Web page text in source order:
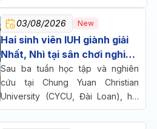
đến một mục tiêu chung: đưa đào
tạo, nghiên cứu và doanh nghiệp
cùng ngồi lại giải bài toán nhân lực
cho ngành chăm sóc sức khỏe.
03/08/2026 New
Hai sinh viên IUH giành giải
Nhất, Nhì tại sân chơi nghiên
cứu quốc tế ở Đài Loan
Sau ba tuần học tập và nghiên
cứu tại Chung Yuan Christian
University (CYCU, Đài Loan), hai
sinh viên Trường Đại học Công
nghiệp TP.HCM (IUH) đã cùng